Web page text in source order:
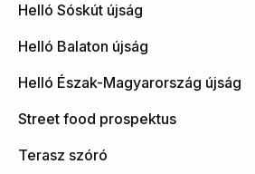
Helló Sóskút újság
Helló Balaton újság
Helló Észak-Magyarország újság
Street food prospektus
Terasz szóró